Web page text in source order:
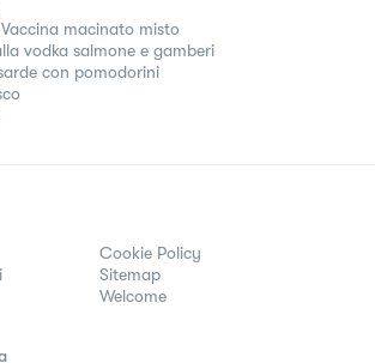
macinato misto
vodka salmone e gamberi
con pomodorini
Cookie Policy
Sitemap
Welcome